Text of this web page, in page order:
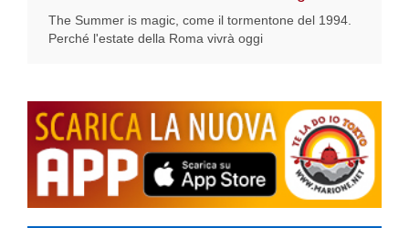
The Summer is magic, come il tormentone del 1994.
Perché l'estate della Roma vivrà oggi